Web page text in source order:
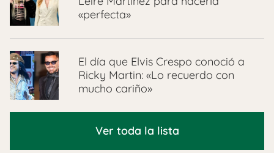
«perfecta»
El día que Elvis Crespo conoció a
Ricky Martin: «Lo recuerdo con
mucho cariño»
Ver toda la lista